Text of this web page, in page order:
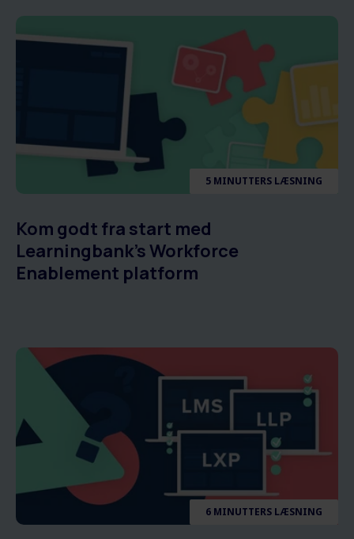
5 MINUTTERS LÆSNING
Kom godt fra start med
Learningbank's Workforce
Enablement platform
6 MINUTTERS LÆSNING